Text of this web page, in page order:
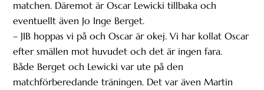
matchen. Däremot är Oscar Lewicki tillbaka och
eventuellt även Jo Inge Berget.
– JIB hoppas vi på och Oscar är okej. Vi har kollat Oscar
efter smällen mot huvudet och det är ingen fara.
Både Berget och Lewicki var ute på den
matchförberedande träningen. Det var även Martin